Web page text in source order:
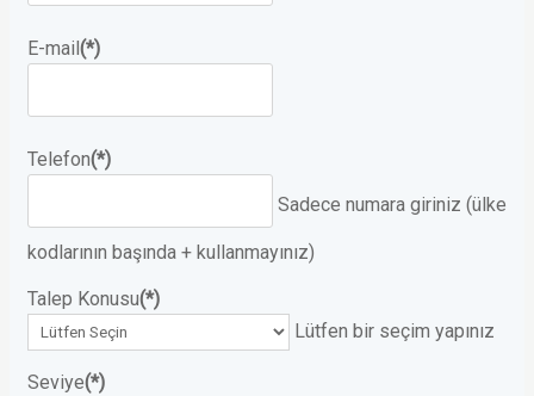
E-mail (*)
Telefon(*)
Sadece numara giriniz (ülke
kodlarının başında + kullanmayınız)
Talep Konusu(*)
Lütfen bir seçim yapınız
Seviye(*)